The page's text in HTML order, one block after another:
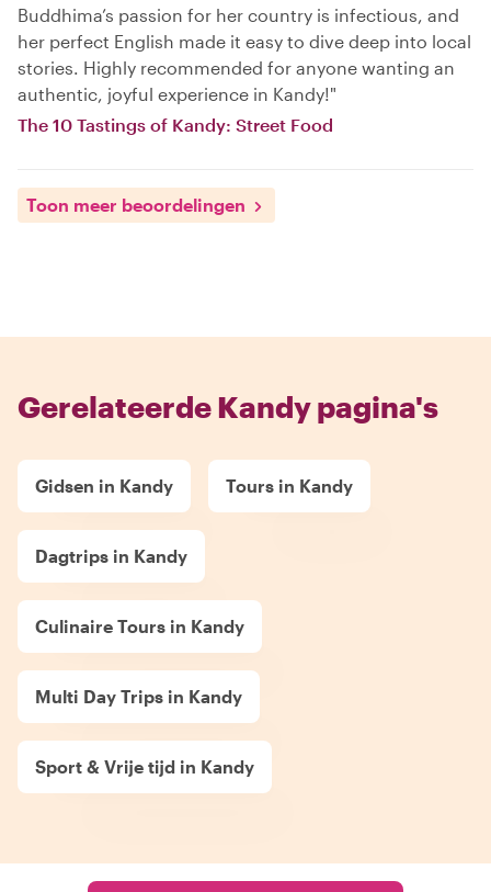
Buddhima’s passion for her country is infectious, and
her perfect English made it easy to dive deep into local
stories. Highly recommended for anyone wanting an
authentic, joyful experience in Kandy!"
The 10 Tastings of Kandy: Street Food
Toon meer beoordelingen
Gerelateerde Kandy pagina's
Gidsen in Kandy Tours in Kandy
Dagtrips in Kandy
Culinaire Tours in Kandy
Multi Day Trips in Kandy
Sport & Vrije tijd in Kandy